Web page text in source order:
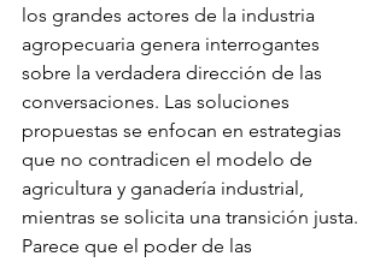
los grandes actores de la industria
agropecuaria genera interrogantes
sobre la verdadera dirección de las
conversaciones. Las soluciones
propuestas se enfocan en estrategias
que no contradicen el modelo de
agricultura y ganadería industrial,
mientras se solicita una transición justa.
Parece que el poder de las